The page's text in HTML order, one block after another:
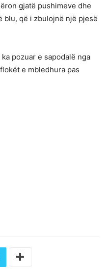
gjatë pushimeve dhe
blu, që i zbulojnë një pjesë
pozuar e sapodalë nga
e mbledhura pas